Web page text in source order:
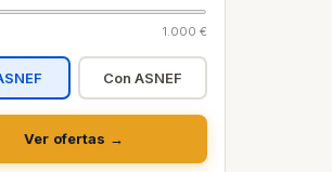
1.000 €
Con ASNEF
Ver ofertas →